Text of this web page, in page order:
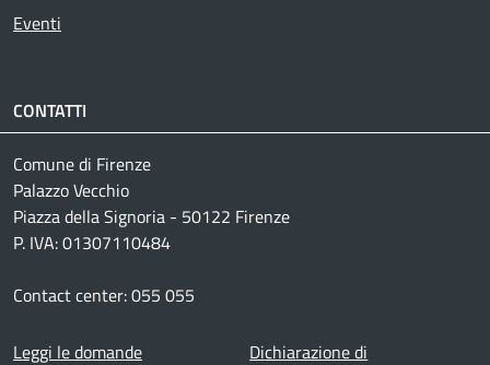
Eventi
CONTATTI
Comune di Firenze
Palazzo Vecchio
Piazza della Signoria - 50122 Firenze
P. IVA: 01307110484
Contact center: 055 055
Leggi le domande
Dichiarazione di